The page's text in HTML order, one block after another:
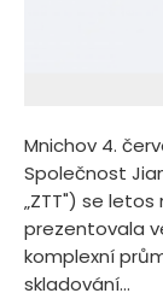
Mnichov 4.
Společnost
„ZTT") se
prezentovala
komplexní
skladování...